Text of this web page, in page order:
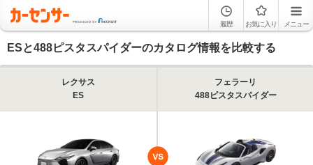
履歴 お気に入り メニュー
ESと488ピスタスパイダーのカタログ情報を比較する
レクサス
ES
フェラーリ
488ピスタスパイダー